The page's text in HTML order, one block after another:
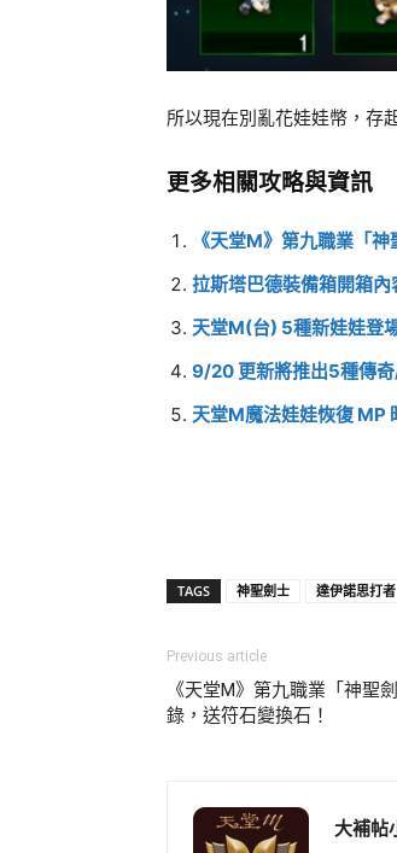
所以現在別亂花娃娃幣，存
更多相關攻略與資訊
《天堂M》第九職業「
拉斯塔巴德裝備箱開箱
天堂M(台) 5種新娃娃登
9/20 更新將推出5種傳
天堂M魔法娃娃恢復 MP
TAGS 神聖劍士 達伊諾思打者
Previous article
《天堂M》第九職業「神聖
錄，送符石變換石！
大補帖